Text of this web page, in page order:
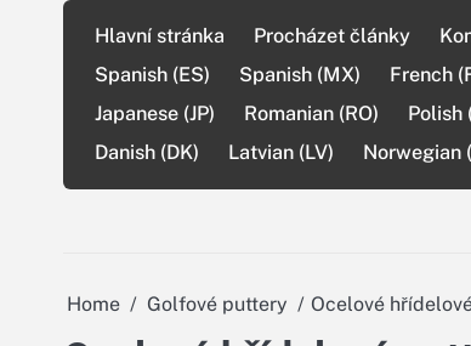
Hlavní stránka Procházet články
Spanish (ES)
Spanish (MX) French
Japanese (JP)
Romanian (RO) Polish
Danish (DK)
Latvian (LV) Norwegian
Home Golfové puttery Ocelové